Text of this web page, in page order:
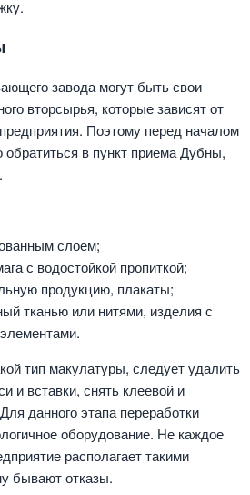
завода могут быть свои
вторсырья, которые зависят от
Поэтому перед началом
в пункт приема Дубны,
слоем;
с водостойкой пропиткой;
продукцию, плакаты;
тканью или нитями, изделия с
тип макулатуры, следует удалить
и вставки, снять клеевой и
данного этапа переработки
оборудование. Не каждое
располагает такими
бывают отказы.